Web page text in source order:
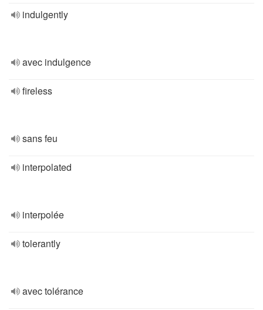
indulgently
avec indulgence
fireless
sans feu
interpolated
interpolée
tolerantly
avec tolérance